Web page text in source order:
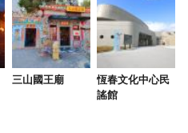
三山國王廟
恆春文化中心民
謠館